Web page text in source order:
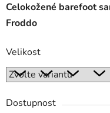
Celokožené barefoot
Froddo
Velikost
Dostupnost